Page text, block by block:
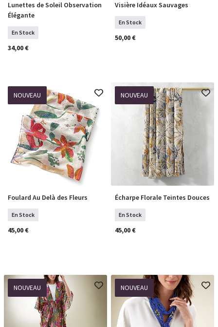
COMMANDER
Lunettes de Soleil Observation
Élégante
En Stock
34,00 €
COMMANDER
Visière Idéaux Sauvages
En Stock
50,00 €
NOUVEAU
COMMANDER
Foulard Au Delà des Fleurs
En Stock
45,00 €
NOUVEAU
COMMANDER
Écharpe Florale Teintes Douces
En Stock
45,00 €
NOUVEAU NOUVEAU